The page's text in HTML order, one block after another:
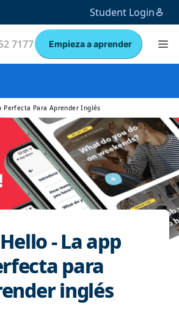
Student Login
7177 Empieza a aprender
Perfecta Para Aprender Inglés
- La app
para
inglés